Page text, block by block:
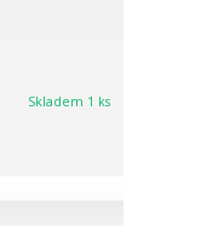
Skladem 1 ks